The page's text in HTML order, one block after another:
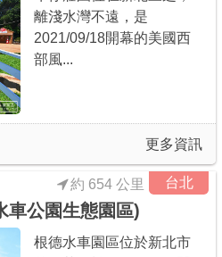
離淺水灣不遠，是
2021/09/18開幕的美國西
部風...
更多資訊
台北
約 654 公里
車公園生態園區)
根德水車園區位於新北市